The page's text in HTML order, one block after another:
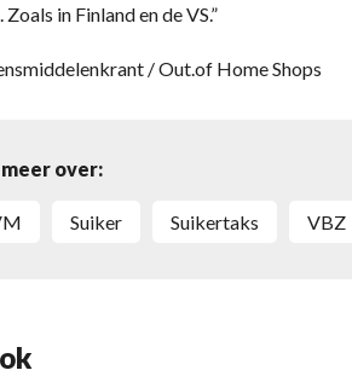
in Finland en de VS.”
/ Out.of Home Shops
over:
suiker suikertaks VBZ